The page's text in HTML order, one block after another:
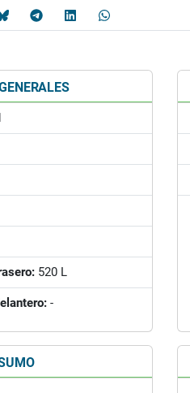
520 L
-